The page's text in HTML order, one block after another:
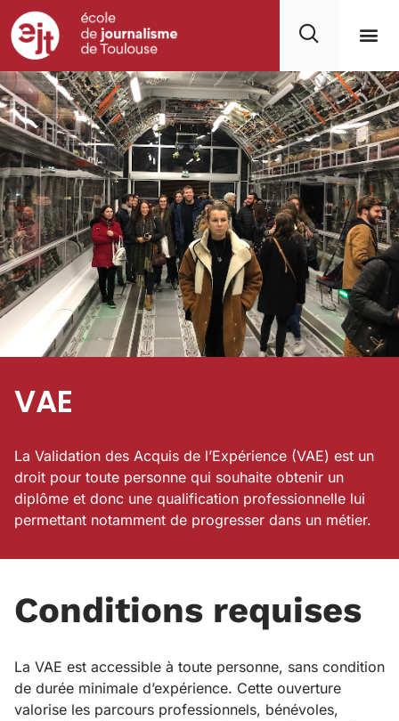
VAE
La Validation des Acquis de l’Expérience (VAE) est un
droit pour toute personne qui souhaite obtenir un
diplôme et donc une qualification professionnelle lui
permettant notamment de progresser dans un métier.
Conditions requises
La VAE est accessible à toute personne, sans condition
de durée minimale d’expérience. Cette ouverture
valorise les parcours professionnels, bénévoles,